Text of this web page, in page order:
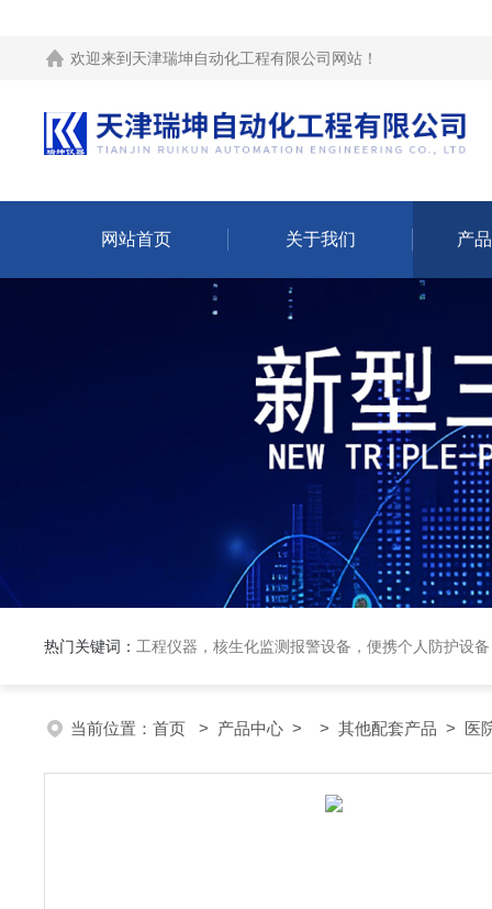
欢迎来到 天津瑞坤自动化工程有限公司网站 ！
网站首页 关于我们 产
热门关键词： 工程仪器，核生化监测报警设备，便携个人防护设
当前位置： 首页 > 产品中心 > > 其他配套产品 > 医